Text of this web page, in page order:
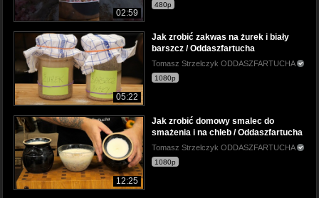
02:59
480p
05:22
Jak zrobić zakwas na żurek i biały
barszcz / Oddaszfartucha
Tomasz Strzelczyk ODDASZFARTUCHA
1080p
12:25
Jak zrobić domowy smalec do
smażenia i na chleb / Oddaszfartucha
Tomasz Strzelczyk ODDASZFARTUCHA
1080p